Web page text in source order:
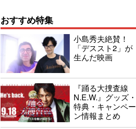
おすすめ特集
小島秀夫絶賛！
「デススト2」が
生んだ映画
『踊る大捜査線
N.E.W.』グッズ・
特典・キャンペー
ン情報まとめ